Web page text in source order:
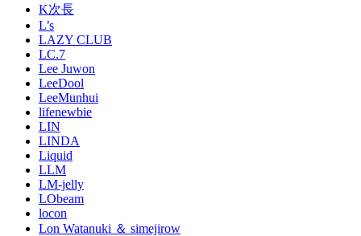
K次長
L’s
LAZY CLUB
LC.7
Lee Juwon
LeeDool
LeeMunhui
lifenewbie
LIN
LINDA
Liquid
LLM
LM-jelly
LObeam
locon
Lon Watanuki ＆ simejirow